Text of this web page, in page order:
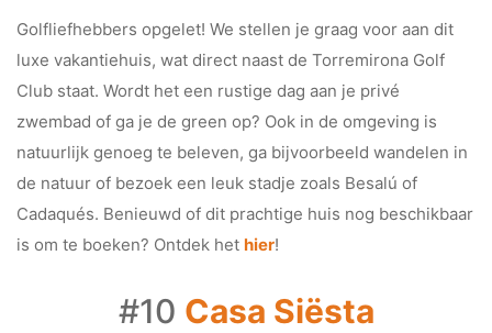
Golfliefhebbers opgelet! We stellen je graag voor aan dit
luxe vakantiehuis, wat direct naast de Torremirona Golf
Club staat. Wordt het een rustige dag aan je privé
zwembad of ga je de green op? Ook in de omgeving is
natuurlijk genoeg te beleven, ga bijvoorbeeld wandelen in
de natuur of bezoek een leuk stadje zoals Besalú of
Cadaqués. Benieuwd of dit prachtige huis nog beschikbaar
is om te boeken? Ontdek het hier!
#10 Casa Siësta